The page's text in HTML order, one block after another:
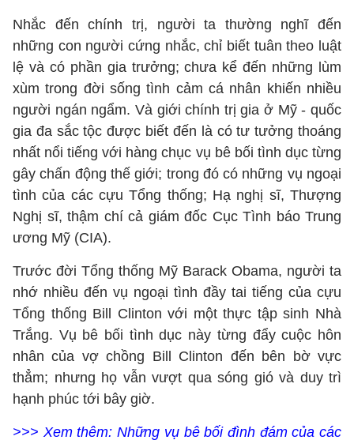
Nhắc đến chính trị, người ta thường nghĩ đến
những con người cứng nhắc, chỉ biết tuân theo luật
lệ và có phần gia trưởng; chưa kể đến những lùm
xùm trong đời sống tình cảm cá nhân khiến nhiều
người ngán ngẩm. Và giới chính trị gia ở Mỹ - quốc
gia đa sắc tộc được biết đến là có tư tưởng thoáng
nhất nổi tiếng với hàng chục vụ bê bối tình dục từng
gây chấn động thế giới; trong đó có những vụ ngoại
tình của các cựu Tổng thống; Hạ nghị sĩ, Thượng
Nghị sĩ, thậm chí cả giám đốc Cục Tình báo Trung
ương Mỹ (CIA).
Trước đời Tổng thống Mỹ Barack Obama, người ta
nhớ nhiều đến vụ ngoại tình đầy tai tiếng của cựu
Tổng thống Bill Clinton với một thực tập sinh Nhà
Trắng. Vụ bê bối tình dục này từng đẩy cuộc hôn
nhân của vợ chồng Bill Clinton đến bên bờ vực
thẳm; nhưng họ vẫn vượt qua sóng gió và duy trì
hạnh phúc tới bây giờ.
>>> Xem thêm:Những vụ bê bối đình đám của các